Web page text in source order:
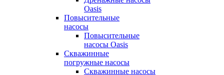
Oasis
Повысительные
насосы
Повысительные
насосы Oasis
Скважинные
погружные насосы
Скважинные насосы